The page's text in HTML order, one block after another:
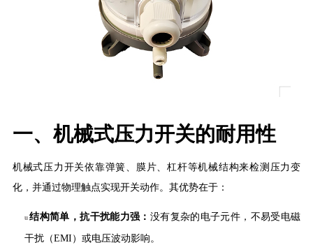
一、 机械式压力开关的耐用性
机械式压力开关依靠弹簧、膜片、杠杆等机械结构来检测压力变
化，并通过物理触点实现开关动作。其优势在于：
u结构简单，抗干扰能力强： 没有复杂的电子元件，不易受电磁
干扰（EMI）或电压波动影响。